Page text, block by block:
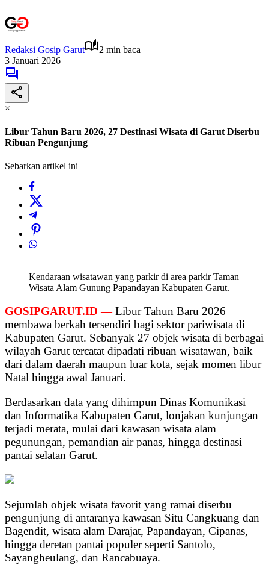
Redaksi Gosip Garut
2 min baca
3 Januari 2026
×
Libur Tahun Baru 2026, 27 Destinasi Wisata di Garut Diserbu
Ribuan Pengunjung
Sebarkan artikel ini
Kendaraan wisatawan yang parkir di area parkir Taman
Wisata Alam Gunung Papandayan Kabupaten Garut.
GOSIPGARUT.ID — Libur Tahun Baru 2026
membawa berkah tersendiri bagi sektor pariwisata di
Kabupaten Garut. Sebanyak 27 objek wisata di berbagai
wilayah Garut tercatat dipadati ribuan wisatawan, baik
dari dalam daerah maupun luar kota, sejak momen libur
Natal hingga awal Januari.
Berdasarkan data yang dihimpun Dinas Komunikasi
dan Informatika Kabupaten Garut, lonjakan kunjungan
terjadi merata, mulai dari kawasan wisata alam
pegunungan, pemandian air panas, hingga destinasi
pantai selatan Garut.
Sejumlah objek wisata favorit yang ramai diserbu
pengunjung di antaranya kawasan Situ Cangkuang dan
Bagendit, wisata alam Darajat, Papandayan, Cipanas,
hingga deretan pantai populer seperti Santolo,
Sayangheulang, dan Rancabuaya.